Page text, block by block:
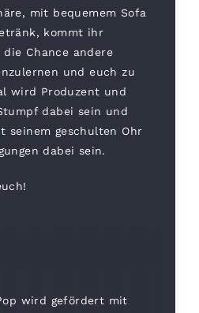
mit bequemem Sofa
kommt ihr
Chance andere
und euch zu
wird Produzent und
dabei sein und
seinem geschulten Ohr
dabei sein.
wird gefördert mit